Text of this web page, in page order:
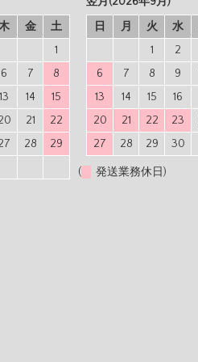
金
土
1
6
7
8
13
14
15
21
22
28 29
日
月 火 水
1
2
6
7 8 9
13
14 15 16
20
21 22 23
27
28 29 30
( 発送業務休日)